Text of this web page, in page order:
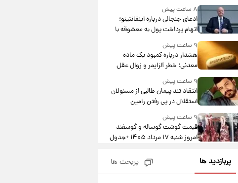
۸ ساعت پیش
ادعای جنجالی درباره اینفانتینو؛
اتهام پرداخت پول به معشوقه با
درآمد یوفا
۹ ساعت پیش
هشدار درباره کمبود یک ماده
معدنی؛ خطر آلزایمر و زوال عقل
افزایش می‌یابد؟
۹ ساعت پیش
انتقاد تند پیمان طالبی از مسئولان
استقلال در پی رفتن رامین
رضاییان+ عکس
۹ ساعت پیش
قیمت گوشت گوساله و گوسفند
امروز شنبه ۱۷ مرداد ۱۴۰۵ +جدول
با قدرتمندترین و بادوام ترین
تانک جهان آشنا شوید+ فیلم
پربازدید ها پربحث ها